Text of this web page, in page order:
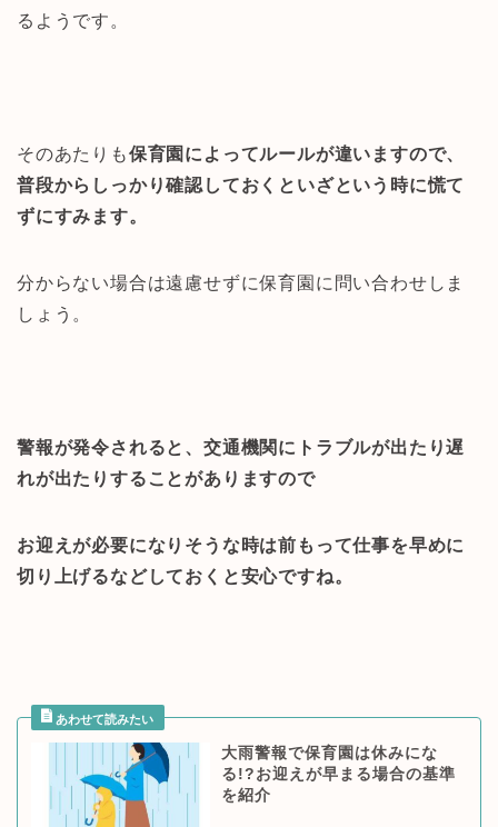
るようです。
そのあたりも保育園によってルールが違いますので、
普段からしっかり確認しておくといざという時に慌て
ずにすみます。
分からない場合は遠慮せずに保育園に問い合わせしま
しょう。
警報が発令されると、交通機関にトラブルが出たり遅
れが出たりすることがありますので
お迎えが必要になりそうな時は前もって仕事を早めに
切り上げるなどしておくと安心ですね。
大雨警報で保育園は休みにな
る!?お迎えが早まる場合の基準
を紹介